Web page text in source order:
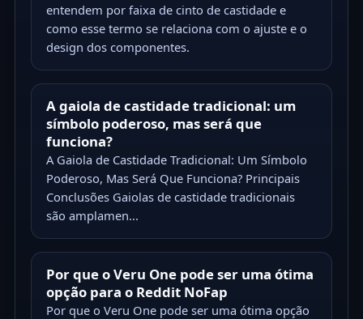
entendem por faixa de cinto de castidade e
como esse termo se relaciona com o ajuste e o
design dos componentes.
A gaiola de castidade tradicional: um
símbolo poderoso, mas será que
funciona?
A Gaiola de Castidade Tradicional: Um Símbolo
Poderoso, Mas Será Que Funciona? Principais
Conclusões Gaiolas de castidade tradicionais
são amplamen...
Por que o Veru One pode ser uma ótima
opção para o Reddit NoFap
Por que o Veru One pode ser uma ótima opção